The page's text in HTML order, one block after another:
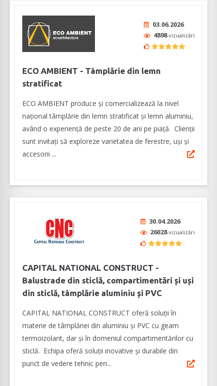
03.06.2026
4898vizualizări
ECO AMBIENT - Tâmplărie din lemn
stratificat
ECO AMBIENT produce şi comercializează la nivel
naţional tâmplărie din lemn stratificat şi lemn aluminiu,
având o experienţă de peste 20 de ani pe piaţă. Clienţii
sunt invitaţi să exploreze varietatea de ferestre, uşi şi
accesorii ...
30.04.2026
26028vizualizări
CAPITAL NATIONAL CONSTRUCT -
Balustrade din sticlă, compartimentări și uși
din sticlă, tâmplărie aluminiu și PVC
CAPITAL NATIONAL CONSTRUCT oferă soluţii în
materie de tâmplăriei din aluminiu şi PVC cu geam
termoizolant, dar şi în domeniul compartimentărilor cu
sticlă. Echipa oferă soluții inovative și durabile din
punct de vedere tehnic pen...